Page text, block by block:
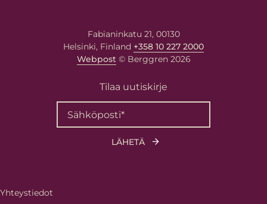
Fabianinkatu 21, 00130
Helsinki, Finland +358 10 227 2000
Webpost© Berggren 2026
Tilaa uutiskirje
Yhteystiedot